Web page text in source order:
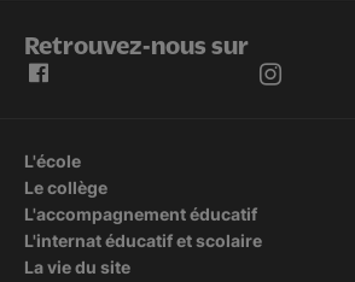
Retrouvez-nous sur
L'école
Le collège
L'accompagnement éducatif
L'internat éducatif et scolaire
La vie du site